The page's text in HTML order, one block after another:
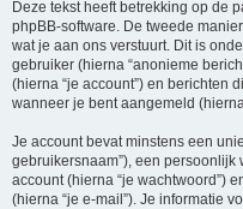
Deze tekst heeft betrekking op de
phpBB-software. De tweede
wat je aan ons verstuurt. Dit is
gebruiker (hierna “anonieme
(hierna “je account”) en berichten
wanneer je bent aangemeld
Je account bevat minstens een
gebruikersnaam”), een
account (hierna “je wachtwoord”)
(hierna “je e-mail”). Je informatie